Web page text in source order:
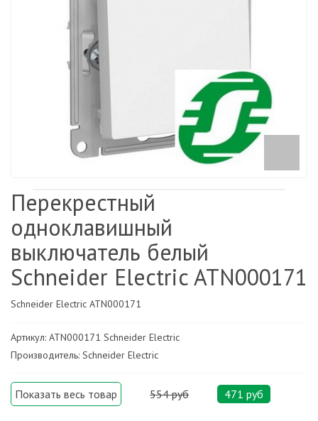
Перекрестный
одноклавишный
выключатель белый
Schneider Electric ATN000171
Schneider Electric ATN000171
Артикул: ATN000171 Schneider Electric
Производитель: Schneider Electric
Показать весь товар 554 руб 471 руб